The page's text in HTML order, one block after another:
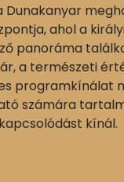
Dunakanyar
ahol a
panoráma
a természeti
programkínálat
számára
kínál.